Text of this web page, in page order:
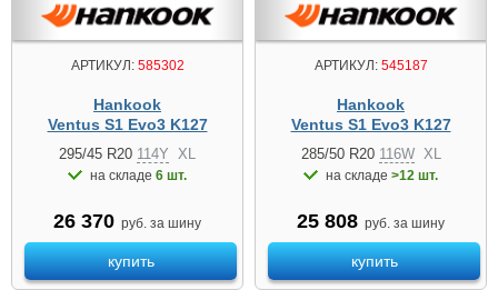
АРТИКУЛ:585302
Hankook
Ventus S1 Evo3 K127
295/45 R20 114Y XL
на складе 6 шт.
26 370 руб. за шину
купить
АРТИКУЛ:545187
Hankook
Ventus S1 Evo3 K127
285/50 R20 116W XL
на складе >12 шт.
25 808 руб. за шину
купить